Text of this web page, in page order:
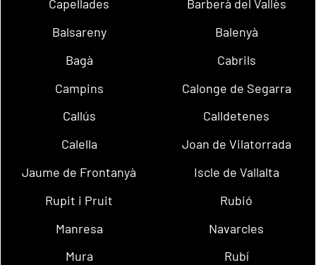
Capellades
Barberà del Vallès
Balsareny
Balenyà
Bagà
Cabrils
Campins
Calonge de Segarra
Callús
Calldetenes
Calella
Joan de Vilatorrada
Jaume de Frontanyà
Iscle de Vallalta
Rupit i Pruit
Rubió
Manresa
Navarcles
Mura
Rubí